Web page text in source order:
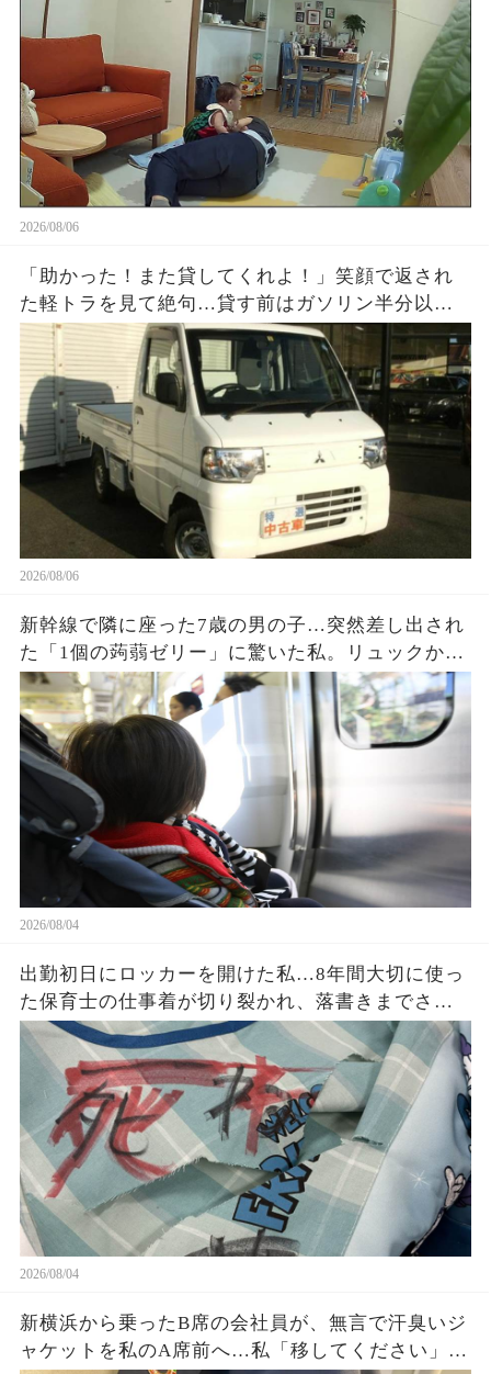
じられない映像”に涙が止まらなかった
2026/08/06
「助かった！また貸してくれよ！」笑顔で返され
た軽トラを見て絶句…貸す前はガソリン半分以上
だったのに、返却時メーターはほぼE。数百円を惜
しんだ友人が半年後に失ったものとは…
2026/08/06
新幹線で隣に座った7歳の男の子…突然差し出され
た「1個の蒟蒻ゼリー」に驚いた私。リュックから
出てきたジップロックいっぱいのお菓子と、最後
に言われた一言に涙が止まらなかった…
2026/08/04
出勤初日にロッカーを開けた私…8年間大切に使っ
た保育士の仕事着が切り裂かれ、落書きまでされ
ていた。「先生同士でこんなことを？」と思った
私が残した1枚の写真と記録が、後日すべてを変え
ることに…
2026/08/04
新横浜から乗ったB席の会社員が、無言で汗臭いジ
ャケットを私のA席前へ…私「移してください」男